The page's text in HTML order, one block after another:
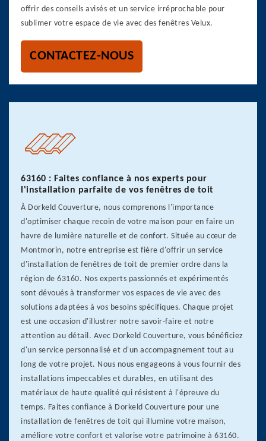
offrir des conseils avisés et un service irréprochable pour
sublimer votre espace de vie avec des fenêtres Velux.
CONTACTEZ-NOUS
63160 : Faites confiance à nos experts pour
l'installation parfaite de vos fenêtres de toit
À Dorkeld Couverture, nous comprenons l'importance
d'optimiser chaque recoin de votre maison pour en faire un
havre de lumière naturelle et de confort. Située au cœur de
Montmorin, notre entreprise est fière d'offrir un service
d'installation de fenêtres de toit de premier ordre dans la
région de 63160. Nos experts passionnés et expérimentés
sont dévoués à transformer vos espaces de vie avec des
solutions adaptées à vos besoins spécifiques. Chaque projet
est une occasion d'illustrer notre savoir-faire et notre
attention au détail. Avec Dorkeld Couverture, vous bénéficiez
d'un service personnalisé et d'un accompagnement tout au
long de votre projet. Nous nous engageons à vous fournir des
installations impeccables et durables, en utilisant des
matériaux de haute qualité qui résistent à l'épreuve du
temps. Faites confiance à Dorkeld Couverture pour une
installation de fenêtres de toit qui illumine votre maison,
améliore votre confort et valorise votre patrimoine à 63160.